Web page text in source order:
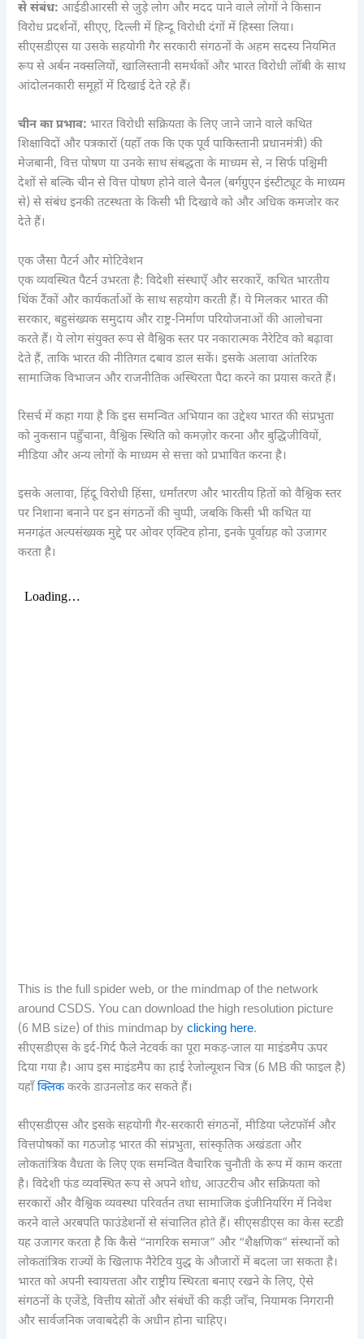
से संबंध: आईडीआरसी से जुड़े लोग और मदद पाने वाले लोगों ने किसान
विरोध प्रदर्शनों, सीएए, दिल्ली में हिन्दू विरोधी दंगों में हिस्सा लिया।
सीएसडीएस या उसके सहयोगी गैर सरकारी संगठनों के अहम सदस्य नियमित
रूप से अर्बन नक्सलियों, खालिस्तानी समर्थकों और भारत विरोधी लॉबी के साथ
आंदोलनकारी समूहों में दिखाई देते रहे हैं।
चीन का प्रभाव: भारत विरोधी सक्रियता के लिए जाने जाने वाले कथित
शिक्षाविदों और पत्रकारों (यहाँ तक ​​कि एक पूर्व पाकिस्तानी प्रधानमंत्री) की
मेजबानी, वित्त पोषण या उनके साथ संबद्धता के माध्यम से, न सिर्फ पश्चिमी
देशों से बल्कि चीन से वित्त पोषण होने वाले चैनल (बर्गग्रुएन इंस्टीट्यूट के माध्यम
से) से संबंध इनकी तटस्थता के किसी भी दिखावे को और अधिक कमजोर कर
देते हैं।
एक जैसा पैटर्न और मोटिवेशन
एक व्यवस्थित पैटर्न उभरता है: विदेशी संस्थाएँ और सरकारें, कथित भारतीय
थिंक टैंकों और कार्यकर्ताओं के साथ सहयोग करती हैं। ये मिलकर भारत की
सरकार, बहुसंख्यक समुदाय और राष्ट्र-निर्माण परियोजनाओं की आलोचना
करते हैं। ये लोग संयुक्त रूप से वैश्विक स्तर पर नकारात्मक नैरेटिव को बढ़ावा
देते हैं, ताकि भारत की नीतिगत दबाव डाल सकें। इसके अलावा आंतरिक
सामाजिक विभाजन और राजनीतिक अस्थिरता पैदा करने का प्रयास करते हैं।
रिसर्च में कहा गया है कि इस समन्वित अभियान का उद्देश्य भारत की संप्रभुता
को नुकसान पहुँचाना, वैश्विक स्थिति को कमज़ोर करना और बुद्धिजीवियों,
मीडिया और अन्य लोगों के माध्यम से सत्ता को प्रभावित करना है।
इसके अलावा, हिंदू विरोधी हिंसा, धर्मांतरण और भारतीय हितों को वैश्विक स्तर
पर निशाना बनाने पर इन संगठनों की चुप्पी, जबकि किसी भी कथित या
मनगढ़ंत अल्पसंख्यक मुद्दे पर ओवर एक्टिव होना, इनके पूर्वाग्रह को उजागर
करता है।
This is the full spider web, or the mindmap of the network
around CSDS. You can download the high resolution picture
(6 MB size) of this mindmap byclicking here.
सीएसडीएस के इर्द-गिर्द फैले नेटवर्क का पूरा मकड़-जाल या माइंडमैप ऊपर
दिया गया है। आप इस माइंडमैप का हाई रेजोल्यूशन चित्र (6 MB की फाइल है)
यहाँक्लिककरके डाउनलोड कर सकते हैं।
सीएसडीएस और इसके सहयोगी गैर-सरकारी संगठनों, मीडिया प्लेटफॉर्म और
वित्तपोषकों का गठजोड़ भारत की संप्रभुता, सांस्कृतिक अखंडता और
लोकतांत्रिक वैधता के लिए एक समन्वित वैचारिक चुनौती के रूप में काम करता
है। विदेशी फंड व्यवस्थित रूप से अपने शोध, आउटरीच और सक्रियता को
सरकारों और वैश्विक व्यवस्था परिवर्तन तथा सामाजिक इंजीनियरिंग में निवेश
करने वाले अरबपति फाउंडेशनों से संचालित होते हैं। सीएसडीएस का केस स्टडी
यह उजागर करता है कि कैसे “नागरिक समाज” और “शैक्षणिक” संस्थानों को
लोकतांत्रिक राज्यों के खिलाफ नैरेटिव युद्ध के औजारों में बदला जा सकता है।
भारत को अपनी स्वायत्तता और राष्ट्रीय स्थिरता बनाए रखने के लिए, ऐसे
संगठनों के एजेंडे, वित्तीय स्रोतों और संबंधों की कड़ी जाँच, नियामक निगरानी
और सार्वजनिक जवाबदेही के अधीन होना चाहिए।